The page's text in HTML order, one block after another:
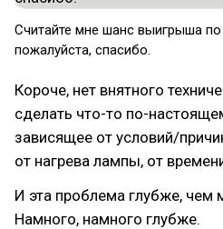
Считайте мне шанс выигрыша
пожалуйста, спасибо.
Короче, нет внятного
сделать что-то по-
зависящее от условий/
от нагрева лампы, от
И эта проблема глубже, чем
Намного, намного глубже.